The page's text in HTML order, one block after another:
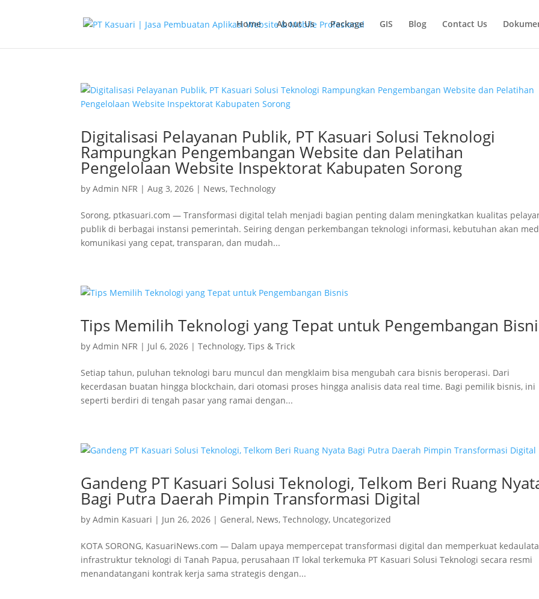
Home About Us Package GIS Blog Contact Us
Digitalisasi Pelayanan Publik, PT Kasuari Solusi Teknologi
Rampungkan Pengembangan Website dan Pelatihan
Pengelolaan Website Inspektorat Kabupaten Sorong
byAdmin NFR |Aug 3, 2026 | News,Technology
Sorong, ptkasuari.com — Transformasi digital telah menjadi bagian penting dalam meningkatkan kualitas
publik di berbagai instansi pemerintah. Seiring dengan perkembangan teknologi informasi, kebutuhan akan
komunikasi yang cepat, transparan, dan mudah...
Tips Memilih Teknologi yang Tepat untuk Pengembangan
byAdmin NFR | Jul 6, 2026 |Technology,Tips & Trick
Setiap tahun, puluhan teknologi baru muncul dan mengklaim bisa mengubah cara bisnis beroperasi. Dari
kecerdasan buatan hingga blockchain, dari otomasi proses hingga analisis data real time. Bagi pemilik bisnis, ini
seperti berdiri di tengah pasar yang ramai dengan...
Gandeng PT Kasuari Solusi Teknologi, Telkom Beri Ruang
Bagi Putra Daerah Pimpin Transformasi Digital
byAdmin Kasuari | Jun 26, 2026 | General, News,Technology, Uncategorized
KOTA SORONG, KasuariNews.com — Dalam upaya mempercepat transformasi digital dan memperkuat
infrastruktur teknologi di Tanah Papua, perusahaan IT lokal terkemuka PT Kasuari Solusi Teknologi secara resmi
menandatangani kontrak kerja sama strategis dengan...